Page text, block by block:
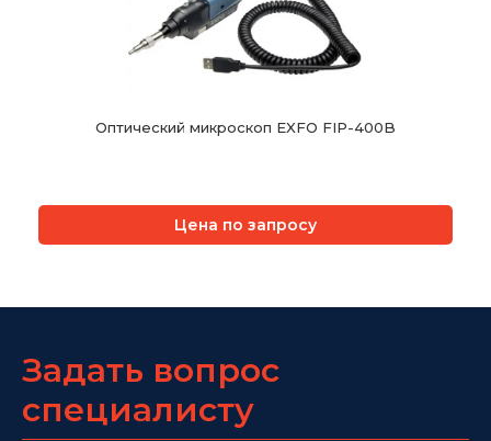
Оптический микроскоп EXFO FIP-400B
Цена по запросу
Задать вопрос
специалисту